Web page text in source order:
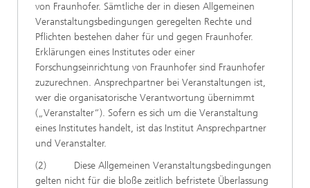
von Fraunhofer. Sämtliche der in diesen Allgemeinen
Veranstaltungsbedingungen geregelten Rechte und
Pflichten bestehen daher für und gegen Fraunhofer.
Erklärungen eines Institutes oder einer
Forschungseinrichtung von Fraunhofer sind Fraunhofer
zuzurechnen. Ansprechpartner bei Veranstaltungen ist,
wer die organisatorische Verantwortung übernimmt
(„Veranstalter“). Sofern es sich um die Veranstaltung
eines Institutes handelt, ist das Institut Ansprechpartner
und Veranstalter.
(2) Diese Allgemeinen Veranstaltungsbedingungen
gelten nicht für die bloße zeitlich befristete Überlassung